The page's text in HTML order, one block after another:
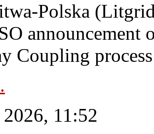
Polska
announcement
Coupling
11:52